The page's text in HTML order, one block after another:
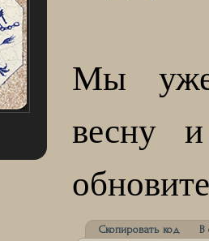
Мы уже
весну и
Скопировать код В